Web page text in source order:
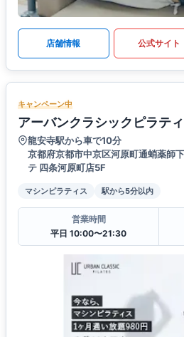
店舗情報 公式サイト
キャンペーン中
アーバンクラシックピラテ
龍安寺駅から車で10分
京都府京都市中京区河原町通蛸薬師
テ 四条河原町店5F
マシンピラティス 駅から5分以内
営業時間
平日 10:00〜21:30